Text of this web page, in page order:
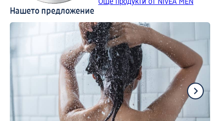
Още продукти от NIVEA MEN
Нашето предложение